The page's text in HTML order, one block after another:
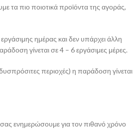
τα πιο ποιοτικά προϊόντα της αγοράς,
ημέρας και δεν υπάρχει άλλη
γίνεται σε 4 – 6 εργάσιμες μέρες.
περιοχές) η παράδοση γίνεται
ενημερώσουμε για τον πιθανό χρόνο